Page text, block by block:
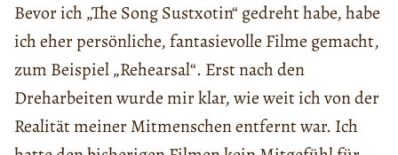
Bevor ich „The Song Sustxotin“ gedreht habe, habe
ich eher persönliche, fantasievolle Filme gemacht,
zum Beispiel „Rehearsal“. Erst nach den
Dreharbeiten wurde mir klar, wie weit ich von der
Realität meiner Mitmenschen entfernt war. Ich